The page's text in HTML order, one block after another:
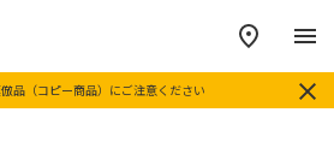
品（コピー商品）にご注意ください
メ